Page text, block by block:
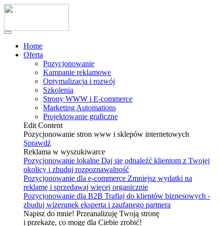
Home
Oferta
Pozycjonowanie
Kampanie reklamowe
Optymalizacja i rozwój
Szkolenia
Strony WWW i E-commerce
Marketing Automations
Projektowanie graficzne
Edit Content
Pozycjonowanie stron www i sklepów internetowych
Sprawdź
Reklama w wyszukiwarce
Pozycjonowanie lokalne Daj się odnaleźć klientom z Twojej
okolicy i zbuduj rozpoznawalność
Pozycjonowanie dla e-commerce Zmniejsz wydatki na
reklamę i sprzedawaj więcej organicznie
Pozycjonowanie dla B2B Trafiaj do klientów biznesowych -
zbuduj wizerunek eksperta i zaufanego partnera
Napisz do mnie! Przeanalizuję Twoją stronę
i przekażę, co mogę dla Ciebie zrobić!